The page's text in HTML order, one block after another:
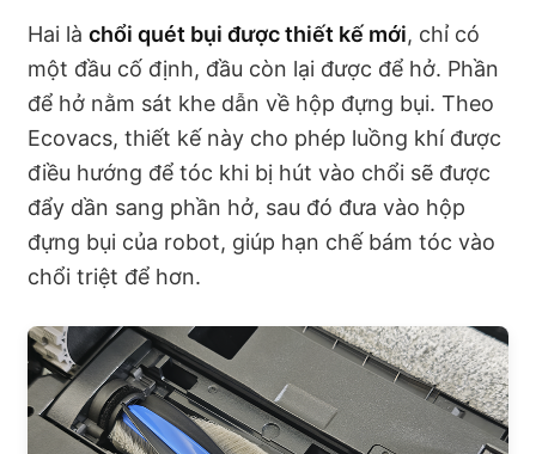
Hai là chổi quét bụi được thiết kế mới, chỉ có
một đầu cố định, đầu còn lại được để hở. Phần
để hở nằm sát khe dẫn về hộp đựng bụi. Theo
Ecovacs, thiết kế này cho phép luồng khí được
điều hướng để tóc khi bị hút vào chổi sẽ được
đẩy dần sang phần hở, sau đó đưa vào hộp
đựng bụi của robot, giúp hạn chế bám tóc vào
chổi triệt để hơn.